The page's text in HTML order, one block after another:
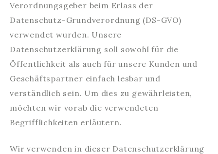
Verordnungsgeber beim Erlass der
Datenschutz-Grundverordnung (DS-GVO)
verwendet wurden. Unsere
Datenschutzerklärung soll sowohl für die
Öffentlichkeit als auch für unsere Kunden und
Geschäftspartner einfach lesbar und
verständlich sein. Um dies zu gewährleisten,
möchten wir vorab die verwendeten
Begrifflichkeiten erläutern.
Wir verwenden in dieser Datenschutzerklärung